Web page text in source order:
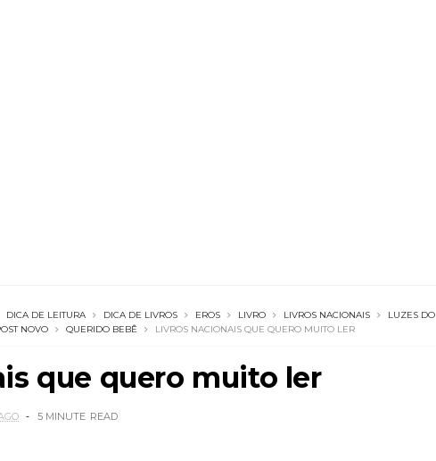
DICA DE LEITURA DICA DE LIVROS EROS LIVRO LIVROS NACIONAIS
LUZES DO
NOVO QUERIDO BEBÊ LIVROS NACIONAIS QUE QUERO MUITO LER
que quero muito ler
5 MINUTE READ